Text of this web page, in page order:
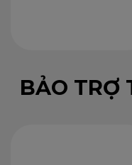
BẢO TRỢ